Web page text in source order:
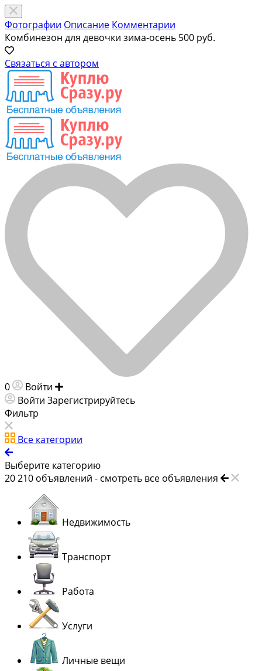
Фотографии Описание Комментарии
Комбинезон для девочки зима-осень 500 руб.
Связаться с автором
0 Войти
Войти Зарегистрируйтесь
Фильтр
Все категории
Выберите категорию
20 210 объявлений - смотреть все объявления
Недвижимость
Транспорт
Работа
Услуги
Личные вещи